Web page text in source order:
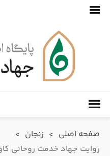
صفحه اصلی > زنجان >
روایت جهاد خدمت روحانی